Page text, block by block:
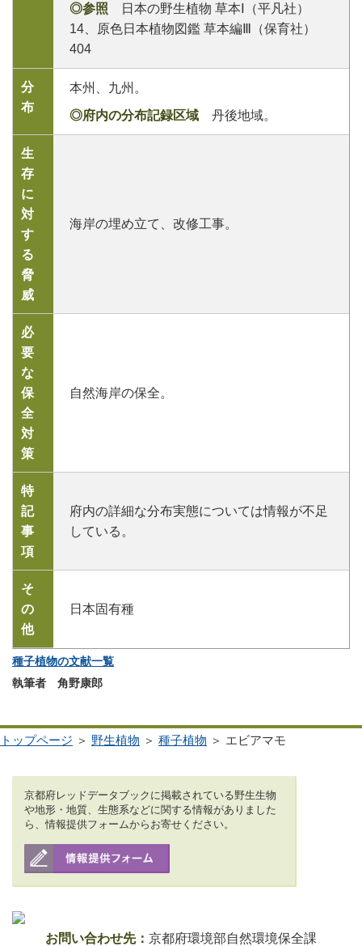
◎参照 日本の野生植物 草本Ⅰ（平凡社）
14、原色日本植物図鑑 草本編Ⅲ（保育社）
404
分
布
本州、九州。
◎府内の分布記録区域 丹後地域。
生
存
に
対
す
る
脅
威
海岸の埋め立て、改修工事。
必
要
な
保
全
対
策
自然海岸の保全。
特
記
事
項
府内の詳細な分布実態については情報が不足
している。
そ
の
他
日本固有種
種子植物の文献一覧
執筆者 角野康郎
トップページ ＞ 野生植物 ＞ 種子植物 ＞ エビアマモ
京都府レッドデータブックに掲載されている野生生物
や地形・地質、生態系などに関する情報がありました
ら、情報提供フォームからお寄せください。
お問い合わせ先： 京都府環境部自然環境保全課